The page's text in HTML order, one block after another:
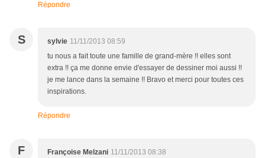
Répondre
S sylvie 11/11/2013 08:59
tu nous a fait toute une famille de grand-mère !! elles sont
extra !! ça me donne envie d'essayer de dessiner moi aussi !!
je me lance dans la semaine !! Bravo et merci pour toutes ces
inspirations.
Répondre
F Françoise Melzani 11/11/2013 08:38